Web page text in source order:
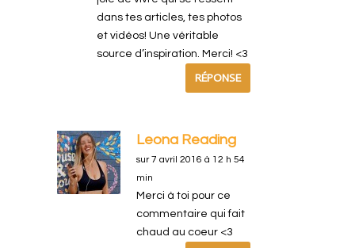
dans tes articles, tes photos
et vidéos! Une véritable
source d’inspiration. Merci! <3
RÉPONSE
Leona Reading
sur 7 avril 2016 à 12 h 54
min
Merci à toi pour ce
commentaire qui fait
chaud au coeur <3